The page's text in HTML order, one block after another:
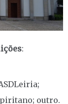
:
outro.